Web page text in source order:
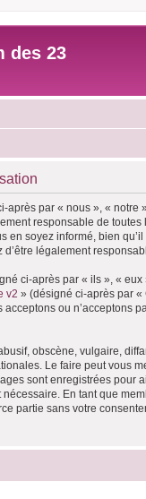
des 23
après par « nous », «
responsable de
en soyez informé, bien
légalement
ci-après par « ils », «
v2 » (désigné ci-après par
ou
obscène, vulgaire,
Le faire peut vous
sont enregistrées pour
En tant que
partie sans votre